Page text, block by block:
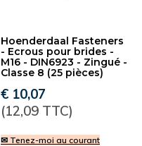
Hoenderdaal Fasteners
- Ecrous pour brides -
M16 - DIN6923 - Zingué -
Classe 8 (25 pièces)
€ 10,07
(12,09 TTC)
✉ Tenez-moi au courant